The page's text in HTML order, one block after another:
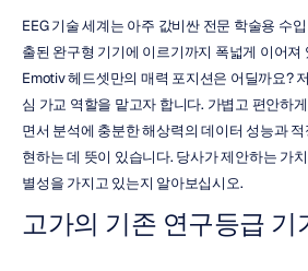
EEG 기술 세계는 아주 값비싼 전문 학술용 수
출된 완구형 기기에 이르기까지 폭넓게 이어져
Emotiv 헤드셋만의 매력 포지션은 어딜까요?
심 가교 역할을 맡고자 합니다. 가볍고 편안하
면서 분석에 충분한 해상력의 데이터 성능과
현하는 데 뜻이 있습니다. 당사가 제안하는 가
별성을 가지고 있는지 알아보십시오.
고가의 기존 연구등급 기